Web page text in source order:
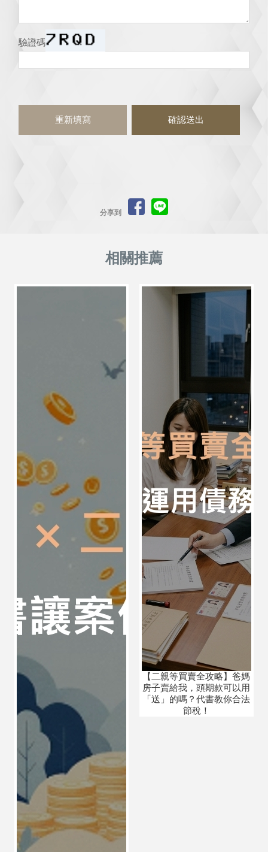
驗證碼
分享到
【二親等買賣全攻略】爸媽
房子賣給我，頭期款可以用
「送」的嗎？代書教你合法
節稅！